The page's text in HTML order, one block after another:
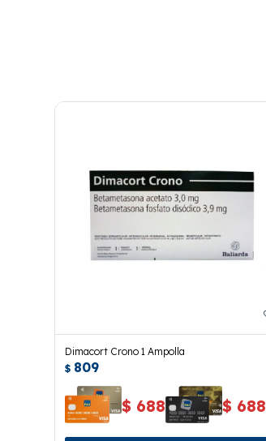
Dimacort Crono 1 Ampolla
$ 809
$ 688 $ 688